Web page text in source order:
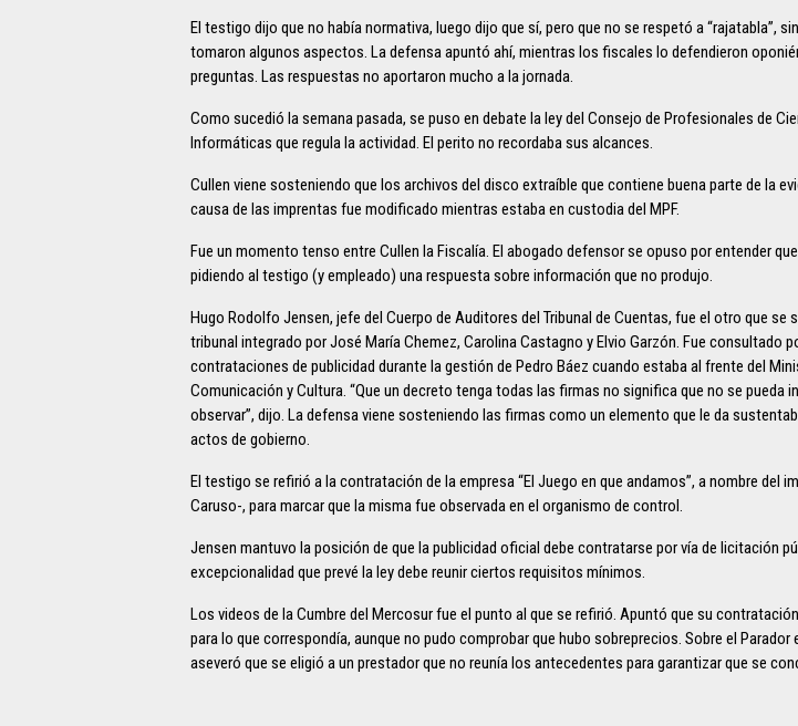
El testigo dijo que no había normativa, luego dijo que sí, pero que no se respetó a “rajatabla”,
tomaron algunos aspectos. La defensa apuntó ahí, mientras los fiscales lo defendieron
preguntas. Las respuestas no aportaron mucho a la jornada.
Como sucedió la semana pasada, se puso en debate la ley del Consejo de Profesionales de
Informáticas que regula la actividad. El perito no recordaba sus alcances.
Cullen viene sosteniendo que los archivos del disco extraíble que contiene buena parte de la
causa de las imprentas fue modificado mientras estaba en custodia del MPF.
Fue un momento tenso entre Cullen la Fiscalía. El abogado defensor se opuso por entender
pidiendo al testigo (y empleado) una respuesta sobre información que no produjo.
Hugo Rodolfo Jensen, jefe del Cuerpo de Auditores del Tribunal de Cuentas, fue el otro que se
tribunal integrado por José María Chemez, Carolina Castagno y Elvio Garzón. Fue consultado
contrataciones de publicidad durante la gestión de Pedro Báez cuando estaba al frente del
Comunicación y Cultura. “Que un decreto tenga todas las firmas no significa que no se pueda
observar”, dijo. La defensa viene sosteniendo las firmas como un elemento que le da
actos de gobierno.
El testigo se refirió a la contratación de la empresa “El Juego en que andamos”, a nombre del
Caruso-, para marcar que la misma fue observada en el organismo de control.
Jensen mantuvo la posición de que la publicidad oficial debe contratarse por vía de licitación
excepcionalidad que prevé la ley debe reunir ciertos requisitos mínimos.
Los videos de la Cumbre del Mercosur fue el punto al que se refirió. Apuntó que su
para lo que correspondía, aunque no pudo comprobar que hubo sobreprecios. Sobre el Parador
aseveró que se eligió a un prestador que no reunía los antecedentes para garantizar que se